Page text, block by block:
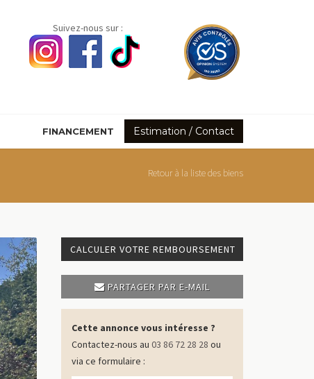
Suivez-nous sur :
FINANCEMENT Estimation / Contact
Retour à la liste des biens
CALCULER VOTRE REMBOURSEMENT
PARTAGER PAR E-MAIL
Cette annonce vous intéresse ?
Contactez-nous au 03 86 72 28 28 ou
via ce formulaire :